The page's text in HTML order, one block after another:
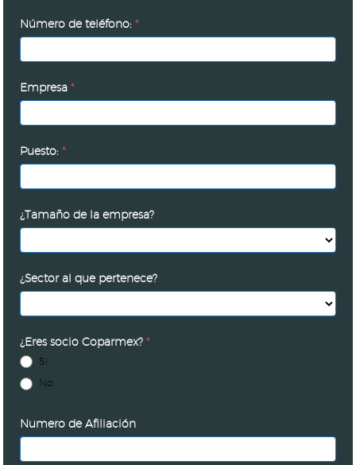
Número de teléfono:*
Empresa*
Puesto:*
¿Tamaño de la empresa?
¿Sector al que pertenece?
¿Eres socio Coparmex?*
Si
No
Numero de Afiliación